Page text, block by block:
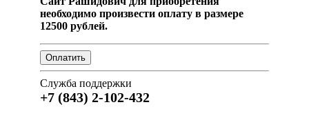
необходимо произвести оплату в размере
12500 рублей.
Служба поддержки
+7 (843) 2-102-432